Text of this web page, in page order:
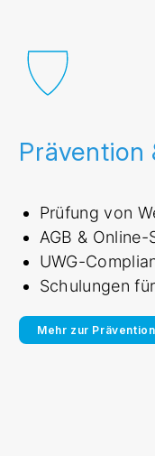
Prävention
Prüfung von
AGB &
UWG-
Schulungen
Mehr zur Prävention